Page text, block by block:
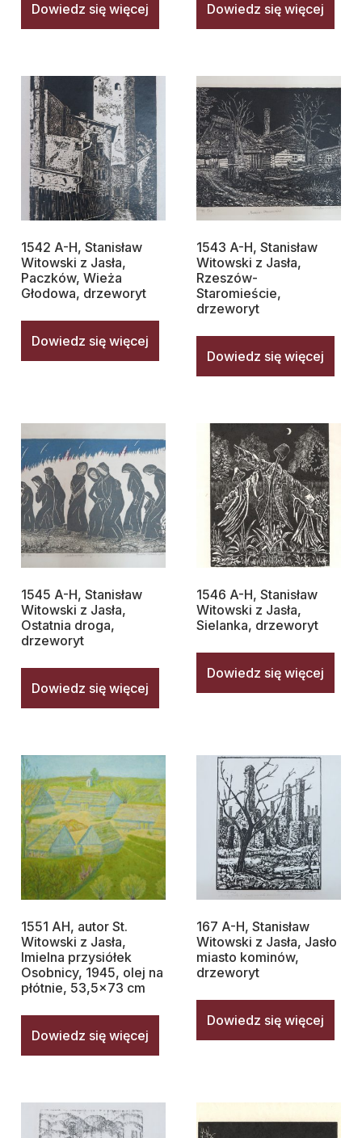
Dowiedz się więcej Dowiedz się więcej
1542 A-H, Stanisław
Witowski z Jasła,
Paczków, Wieża
Głodowa, drzeworyt
Dowiedz się więcej
1543 A-H, Stanisław
Witowski z Jasła,
Rzeszów-
Staromieście,
drzeworyt
Dowiedz się więcej
1545 A-H, Stanisław
Witowski z Jasła,
Ostatnia droga,
drzeworyt
Dowiedz się więcej
1546 A-H, Stanisław
Witowski z Jasła,
Sielanka, drzeworyt
Dowiedz się więcej
1551 AH, autor St.
Witowski z Jasła,
Imielna przysiółek
Osobnicy, 1945, olej na
płótnie, 53,5×73 cm
Dowiedz się więcej
167 A-H, Stanisław
Witowski z Jasła, Jasło
miasto kominów,
drzeworyt
Dowiedz się więcej